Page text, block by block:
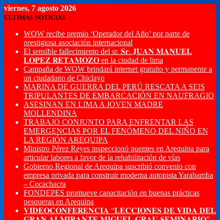
viernes, 7 agosto 2026
ÚLTIMAS NOTICIAS
WOW recibe premio ‘Operador del Año’ por parte de
prestigiosa asociación internacional
El sensible fallecimiento del sr. 𝐒𝐫. 𝐉𝐔𝐀𝐍 𝐌𝐀𝐍𝐔𝐄𝐋
𝐋𝐎𝐏𝐄𝐙 𝐑𝐄𝐓𝐀𝐌𝐎𝐙𝐎 en la ciudad de lima
Campaña de WOW brindará internet gratuito y permanente a
un ciudadano de Chiclayo
MARINA DE GUERRA DEL PERÚ RESCATA A SEIS
TRIPULANTES DE EMBARCACIÓN EN NAUFRAGIO
ASESINAN EN LIMA A JOVEN MADRE
MOLLENDINA
TRABAJO CONJUNTO PARA ENFRENTAR LAS
EMERGENCIAS POR EL FENÓMENO DEL NIÑO EN
LA REGIÓN AREQUIPA
Ministro Pérez Reyes inspeccionó puentes en Arequipa para
articular labores a favor de la rehabilitación de vías
Gobierno Regional de Arequipa suscribió convenio con
empresa privada para construir moderna autopista Yarabamba
– Cocachacra
FONDEPES promueve capacitación en buenas prácticas
pesqueras en Arequipa
𝐕𝐈𝐃𝐄𝐎𝐂𝐎𝐍𝐅𝐄𝐑𝐄𝐍𝐂𝐈𝐀 “𝐋𝐄𝐂𝐂𝐈𝐎𝐍𝐄𝐒 𝐃𝐄 𝐕𝐈𝐃𝐀 𝐃𝐄𝐋